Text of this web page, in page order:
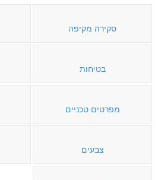
סקירה מקיפה
בטיחות
מפרטים טכניים
צבעים